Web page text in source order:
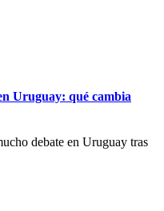
Uruguay: qué cambia
debate en Uruguay tras